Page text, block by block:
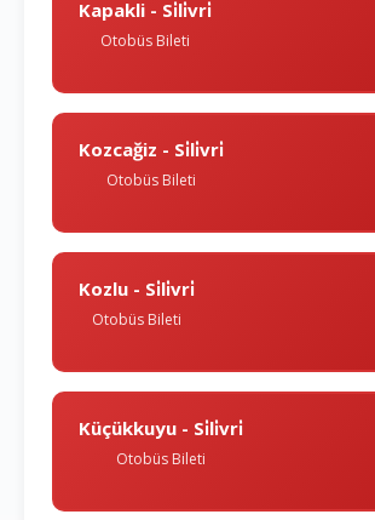
Kapakli - Si̇li̇vri̇
Otobüs Bileti
Kozcağiz - Si̇li̇vri̇
Otobüs Bileti
Kozlu - Si̇li̇vri̇
Otobüs Bileti
Küçükkuyu - Si̇li̇vri̇
Otobüs Bileti